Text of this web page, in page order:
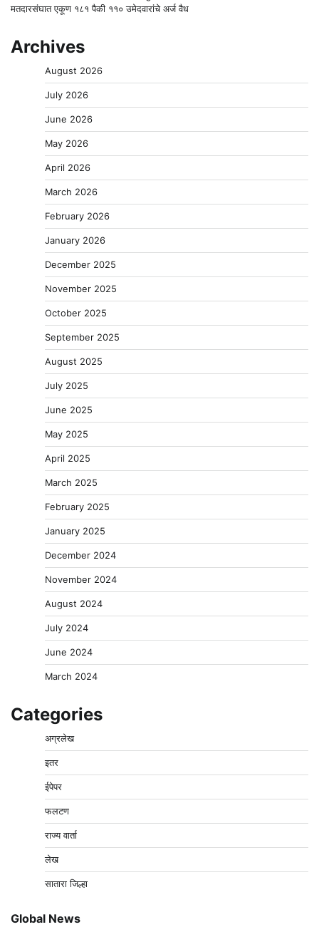
मतदारसंघात एकूण १८१ पैकी ११० उमेदवारांचे अर्ज वैध
Archives
August 2026
July 2026
June 2026
May 2026
April 2026
March 2026
February 2026
January 2026
December 2025
November 2025
October 2025
September 2025
August 2025
July 2025
June 2025
May 2025
April 2025
March 2025
February 2025
January 2025
December 2024
November 2024
August 2024
July 2024
June 2024
March 2024
Categories
अग्रलेख
इतर
ईपेपर
फलटण
राज्य वार्ता
लेख
सातारा जिल्हा
Global News